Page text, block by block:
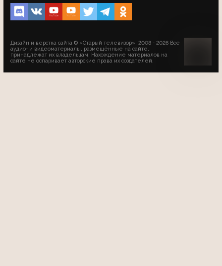
Дизайн и верстка сайта © «Старый телевизор»; 2008 - 2026 Все
аудио- и видеоматериалы, размещённые на сайте,
принадлежат их владельцам. Нахождение материалов на
сайте не оспаривает авторские права их создателей.